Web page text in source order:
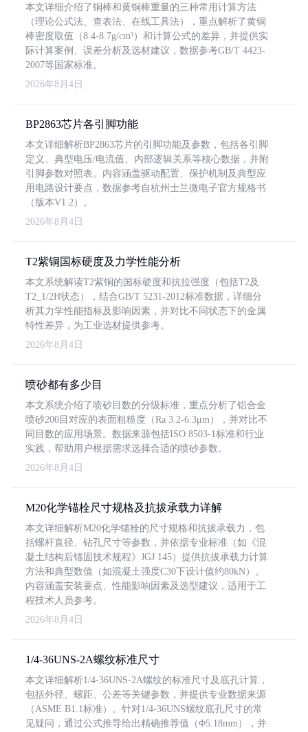
本文详细介绍了铜棒和黄铜棒重量的三种常用计算方法
（理论公式法、查表法、在线工具法），重点解析了黄铜
棒密度取值（8.4-8.7g/cm³）和计算公式的差异，并提供实
际计算案例、误差分析及选材建议，数据参考GB/T 4423-
2007等国家标准。
2026年8月4日
BP2863芯片各引脚功能
本文详细解析BP2863芯片的引脚功能及参数，包括各引脚
定义、典型电压/电流值、内部逻辑关系等核心数据，并附
引脚参数对照表。内容涵盖驱动配置、保护机制及典型应
用电路设计要点，数据参考自杭州士兰微电子官方规格书
（版本V1.2）。
2026年8月4日
T2紫铜国标硬度及力学性能分析
本文系统解读T2紫铜的国标硬度和抗拉强度（包括T2及
T2_1/2H状态），结合GB/T 5231-2012标准数据，详细分
析其力学性能指标及影响因素，并对比不同状态下的金属
特性差异，为工业选材提供参考。
2026年8月4日
喷砂都有多少目
本文系统介绍了喷砂目数的分级标准，重点分析了铝合金
喷砂200目对应的表面粗糙度（Ra 3.2-6.3μm），并对比不
同目数的应用场景。数据来源包括ISO 8503-1标准和行业
实践，帮助用户根据需求选择合适的喷砂参数。
2026年8月4日
M20化学锚栓尺寸规格及抗拔承载力详解
本文详细解析M20化学锚栓的尺寸规格和抗拔承载力，包
括螺杆直径、钻孔尺寸等参数，并依据专业标准（如《混
凝土结构后锚固技术规程》JGJ 145）提供抗拔承载力计算
方法和典型数值（如混凝土强度C30下设计值约80kN）。
内容涵盖安装要点、性能影响因素及选型建议，适用于工
程技术人员参考。
2026年8月4日
1/4-36UNS-2A螺纹标准尺寸
本文详细解析1/4-36UNS-2A螺纹的标准尺寸及底孔计算，
包括外径、螺距、公差等关键参数，并提供专业数据来源
（ASME B1.1标准）。针对1/4-36UNS螺纹底孔尺寸的常
见疑问，通过公式推导给出精确推荐值（Φ5.18mm），并